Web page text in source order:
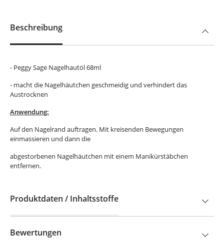
Beschreibung
- Peggy Sage Nagelhautöl 68ml
- macht die Nagelhäutchen geschmeidig und verhindert das
Austrocknen
Anwendung:
Auf den Nagelrand auftragen. Mit kreisenden Bewegungen
einmassieren und dann die
abgestorbenen Nagelhäutchen mit einem Manikürstäbchen
entfernen.
Produktdaten / Inhaltsstoffe
Bewertungen